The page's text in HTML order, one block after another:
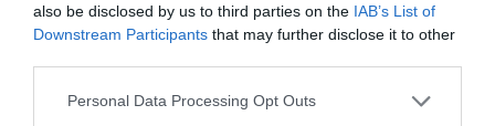
also be disclosed by us to third parties on the IAB’s List of
Downstream Participants that may further disclose it to other
Please note that this website/app uses one or more Google
Personal Data Processing Opt Outs